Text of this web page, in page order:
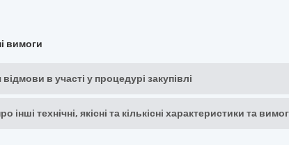
вимоги
в участі у процедурі закупівлі
інші технічні, якісні та кількісні характеристики та